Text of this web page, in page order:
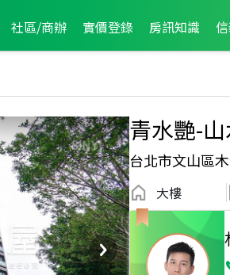
社區/商辦 實價登錄 房訊知識
青水艷-
台北市文山區
大樓